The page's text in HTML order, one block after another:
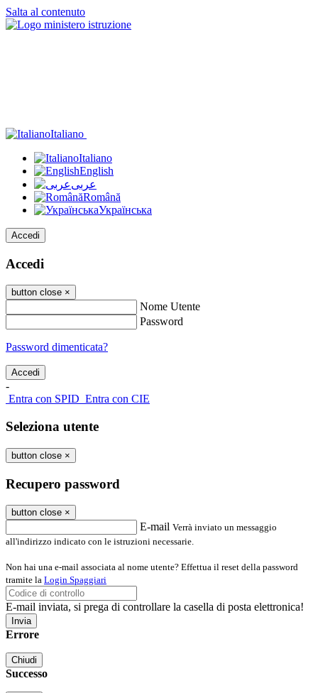
Salta al contenuto
Italiano
Italiano
English
عربى
Română
Українська
Accedi
Accedi
button close ×
Nome Utente
Password
Password dimenticata?
-
Entra con SPID Entra con CIE
Seleziona utente
button close ×
Recupero password
button close ×
E-mail Verrà inviato un messaggio
all'indirizzo indicato con le istruzioni necessarie.
Non hai una e-mail associata al nome utente? Effettua il reset della password
tramite la Login Spaggiari
E-mail inviata, si prega di controllare la casella di posta elettronica!
Errore
Chiudi
Successo